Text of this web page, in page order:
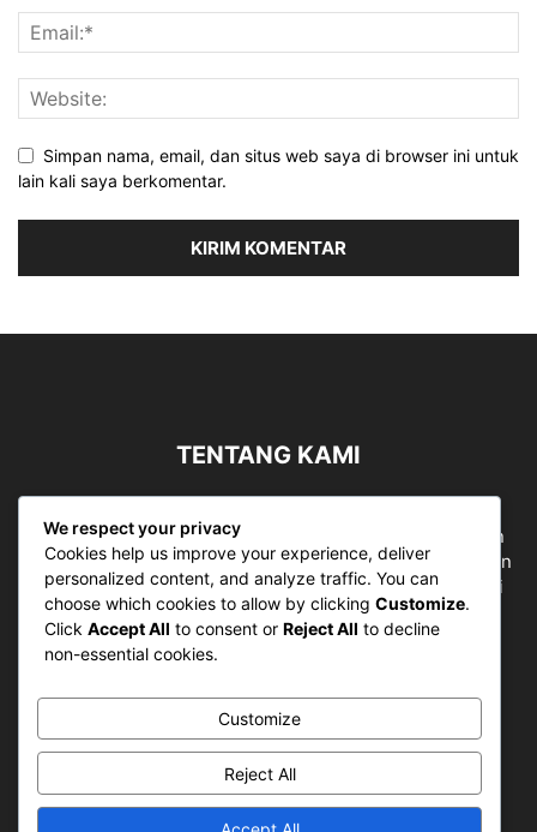
Simpan nama, email, dan situs web saya di browser ini untuk
lain kali saya berkomentar.
TENTANG KAMI
bergerak di ruang jurnalistik, sebagai entitas pemberian
ruang Publik, Media merupakan literasi mutlak diperlukan
sebagai kemampuan dasar berpikir kritis untuk hidup di
abad informasi.
Hubungi kami:
IKUTI KAMI
We respect your privacy
Cookies help us improve your experience, deliver
personalized content, and analyze traffic. You can
choose which cookies to allow by clicking Customize.
Click Accept All to consent or Reject All to decline
non-essential cookies.
Customize
Reject All